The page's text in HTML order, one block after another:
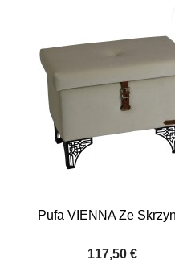
Pufa VIENNA Ze
117,50 €
Quick view